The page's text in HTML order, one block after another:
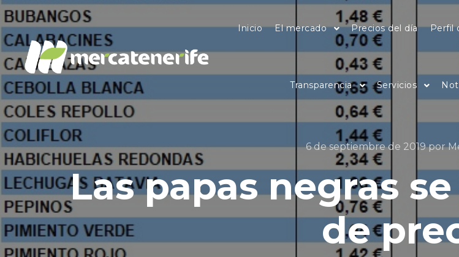
Inicio El mercado Precios del día Perfil
Transparencia Servicios
6 de septiembre de 2019por
Las papas negras
de